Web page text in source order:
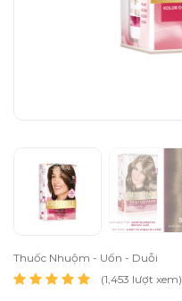
Thuốc Nhuộm - Uốn - Duỗi
(1,453 lượt xem)